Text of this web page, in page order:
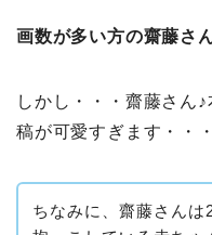
画数が多い方の齋藤さ
しかし・・・齋藤さん
稿が可愛すぎます・・
ちなみに、齋藤さんは